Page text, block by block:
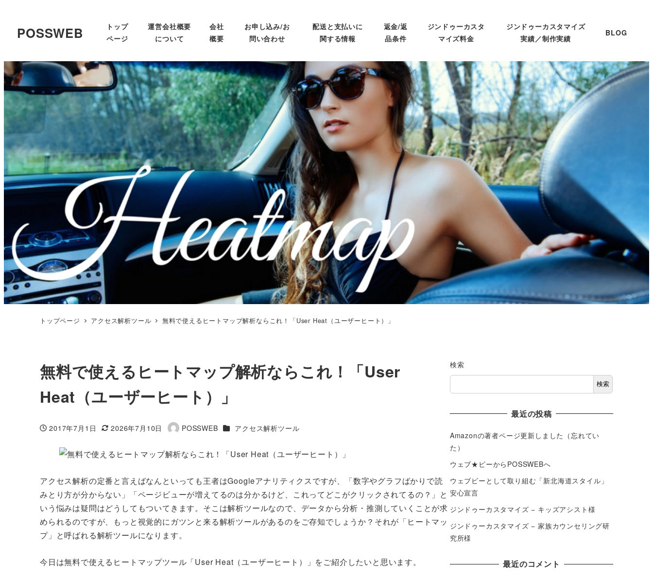
POSSWEB
トップ
ページ
運営会社概要
について
会社
概要
お申し込み/お
問い合わせ
配送と支払いに
関する情報
返金/返
品条件
ジンドゥーカスタ
マイズ料金
ジンドゥーカスタマイズ
実績／制作実績
BLOG
トップページ アクセス解析ツール 無料で使えるヒートマップ解析ならこれ！「User Heat（ユーザーヒート）」
無料で使えるヒートマップ解析ならこれ！「User
Heat（ユーザーヒート）」
投稿日
2017年7月1日
更新日
2026年7月10日
著
POSSWEB カテゴリー
アクセス解析ツール
アクセス解析の定番と言えばなんといっても王者はGoogleアナリティクスですが、「数字やグラフばかりで読
みとり方が分からない」「ページビューが増えてるのは分かるけど、これってどこがクリックされてるの？」と
いう悩みは疑問はどうしてもついてきます。そこは解析ツールなので、データから分析・推測していくことが求
められるのですが、もっと視覚的にガツンと来る解析ツールがあるのをご存知でしょうか？それが「ヒートマッ
プ」と呼ばれる解析ツールになります。
今日は無料で使えるヒートマップツール「User Heat（ユーザーヒート）」をご紹介したいと思います。
検索
検索
最近の投稿
Amazonの著者ページ更新しました（忘れてい
た）
ウェブ★ビーからPOSSWEBへ
ウェブビーとして取り組む「新北海道スタイル」
安心宣言
ジンドゥーカスタマイズ − キッズアシスト様
ジンドゥーカスタマイズ − 家族カウンセリング研
究所様
最近のコメント